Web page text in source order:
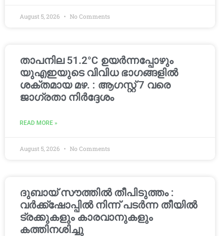
August 5, 2026 No Comments
താപനില 51.2°C ഉയർന്നപ്പോഴും
യുഎഇയുടെ വിവിധ ഭാഗങ്ങളിൽ
ശക്തമായ മഴ. : ആഗസ്റ്റ് 7 വരെ
ജാഗ്രതാ നിർദ്ദേശം
READ MORE »
August 5, 2026 No Comments
ദുബായ് സൗത്തിൽ തീപിടുത്തം :
വർക്ക്‌ഷോപ്പിൽ നിന്ന് പടർന്ന തീയിൽ
ട്രക്കുകളും കാരവാനുകളും
കത്തിനശിച്ചു